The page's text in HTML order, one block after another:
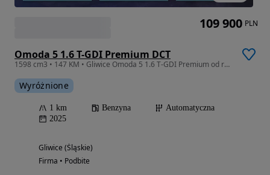
Omoda 5 1.6 T-GDI Premium DCT
1598 cm3 • 147 KM • Gliwice Omoda 5 1.6 T-GDI Premium od ręki
Wyróżnione
1 km Benzyna
Automatyczna
2025
Gliwice (Śląskie)
Firma • Podbite
109 900 PLN